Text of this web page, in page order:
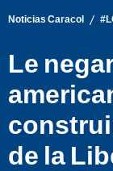
Noticias Caracol /
Le
de la